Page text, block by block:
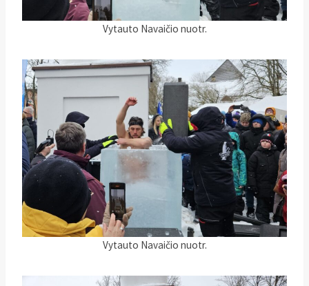
Vytauto Navaičio nuotr.
Vytauto Navaičio nuotr.